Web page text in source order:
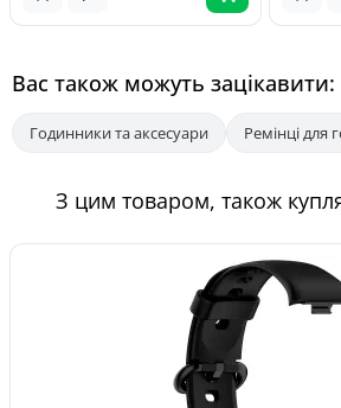
Вас також можуть зацікавити:
Годинники та аксесуари Ремінці для
З цим товаром, також